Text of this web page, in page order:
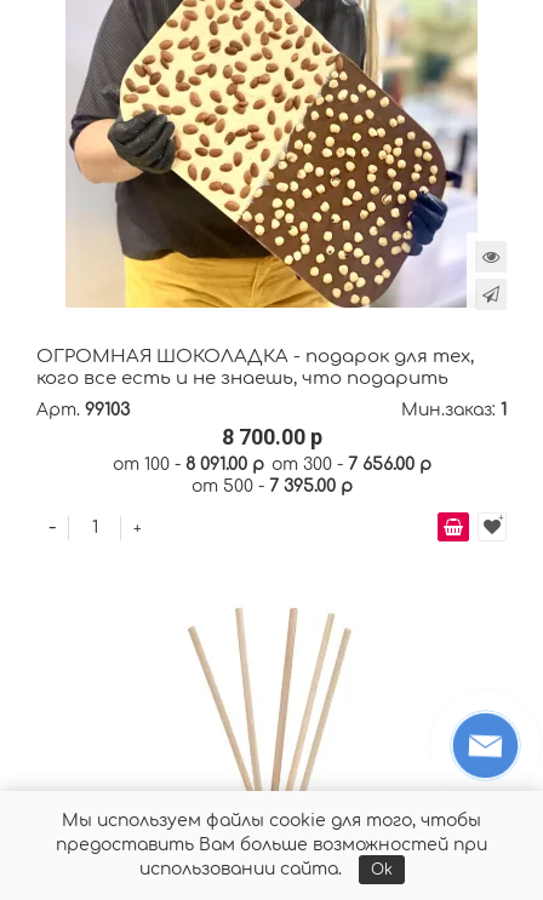
ОГРОМНАЯ ШОКОЛАДКА - подарок для тех,
кого все есть и не знаешь, что подарить
Арт. 99103 Мин.заказ: 1
8 700.00 р
от 100 - 8 091.00 р от 300 - 7 656.00 р
от 500 - 7 395.00 р
+
-
Мы используем файлы cookie для того, чтобы
предоставить Вам больше возможностей при
использовании сайта.
Ok